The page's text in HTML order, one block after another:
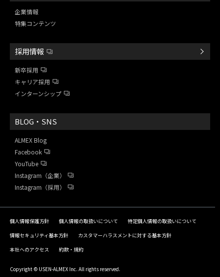
企業情報
特集コンテンツ
採用情報
新卒採用
キャリア採用
インターンシップ
BLOG・SNS
ALMEX Blog
Facebook
YouTube
Instagram（企業）
Instagram（採用）
個人情報保護方針 個人情報の取扱いについて
特定個人情報の取扱いについて
情報セキュリティ基本方針
カスタマーハラスメントに対する基本方針
本社へのアクセス
約款・規約
Copyright © USEN-ALMEX Inc. All rights reserved.